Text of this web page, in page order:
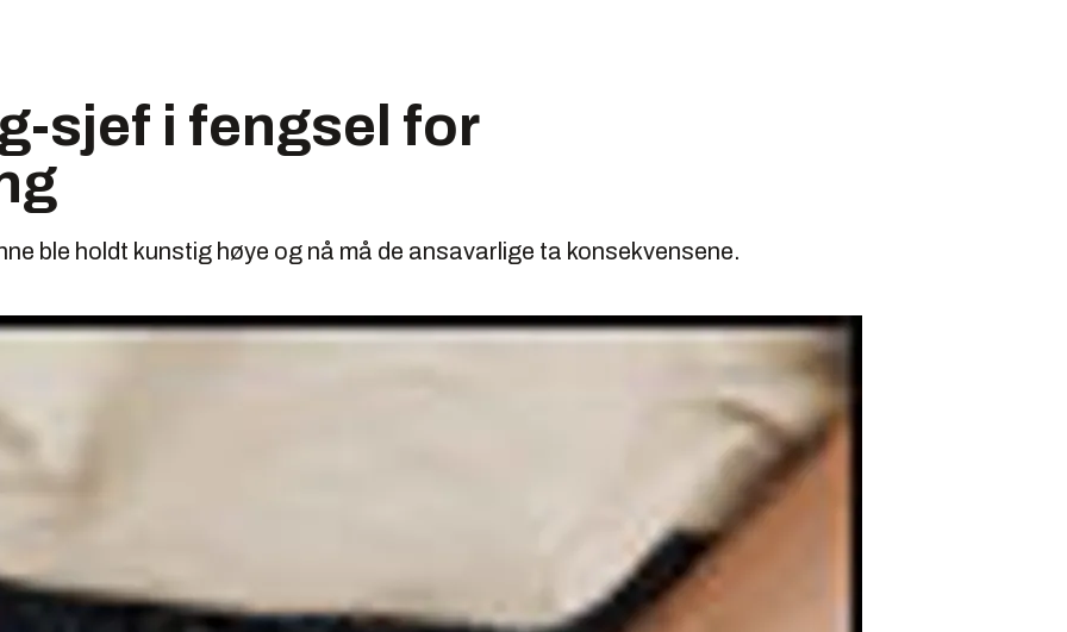
sjef i fengsel for
ble holdt kunstig høye og nå må de ansavarlige ta konsekvensene.